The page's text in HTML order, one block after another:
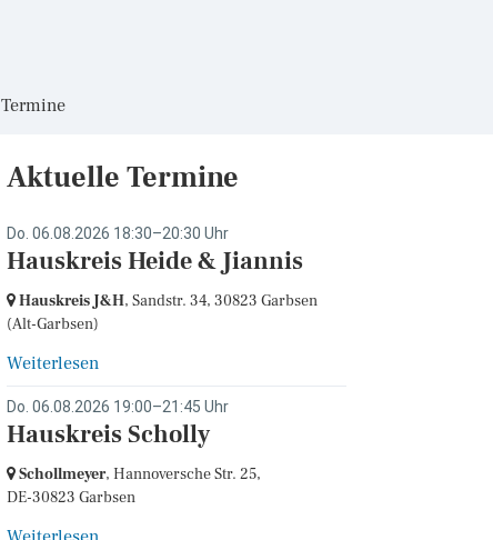
Termine
Aktuelle Termine
Do. 06.08.2026 18:30–20:30 Uhr
Hauskreis Heide & Jiannis
Hauskreis J&H, Sandstr. 34,30823 Garbsen
(Alt-Garbsen)
Weiterlesen
Do. 06.08.2026 19:00–21:45 Uhr
Hauskreis Scholly
Schollmeyer, Hannoversche Str. 25,
DE-30823 Garbsen